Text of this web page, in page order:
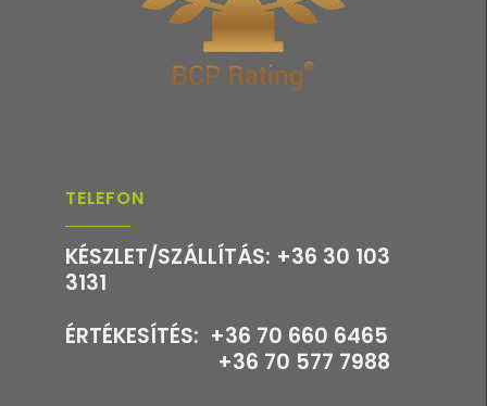
TELEFON
KÉSZLET/SZÁLLÍTÁS: +36 30 103
3131
ÉRTÉKESÍTÉS: +36 70 660 6465
+36 70 577 7988